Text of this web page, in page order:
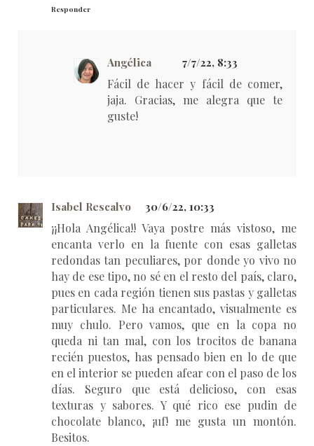
Responder
Angélica 7/7/22, 8:33
Fácil de hacer y fácil de comer,
jaja. Gracias, me alegra que te
guste!
Isabel Rescalvo 30/6/22, 10:33
¡¡Hola Angélica!! Vaya postre más vistoso, me
encanta verlo en la fuente con esas galletas
redondas tan peculiares, por donde yo vivo no
hay de ese tipo, no sé en el resto del país, claro,
pues en cada región tienen sus pastas y galletas
particulares. Me ha encantado, visualmente es
muy chulo. Pero vamos, que en la copa no
queda ni tan mal, con los trocitos de banana
recién puestos, has pensado bien en lo de que
en el interior se pueden afear con el paso de los
días. Seguro que está delicioso, con esas
texturas y sabores. Y qué rico ese pudin de
chocolate blanco, ¡uf! me gusta un montón.
Besitos.